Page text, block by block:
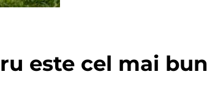
este cel mai